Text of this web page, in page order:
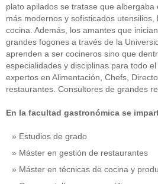
plato apilados se tratase que
más modernos y sofisticados
cocina. Además, los amantes que
grandes fogones a través de la
aprenden a ser cocineros sino que
especialidades y disciplinas para todo
expertos en Alimentación, Chefs,
restaurantes. Consultores de grandes
En la facultad gastronómica se
Estudios de grado
Máster en gestión de restaurantes
Máster en técnicas de cocina y